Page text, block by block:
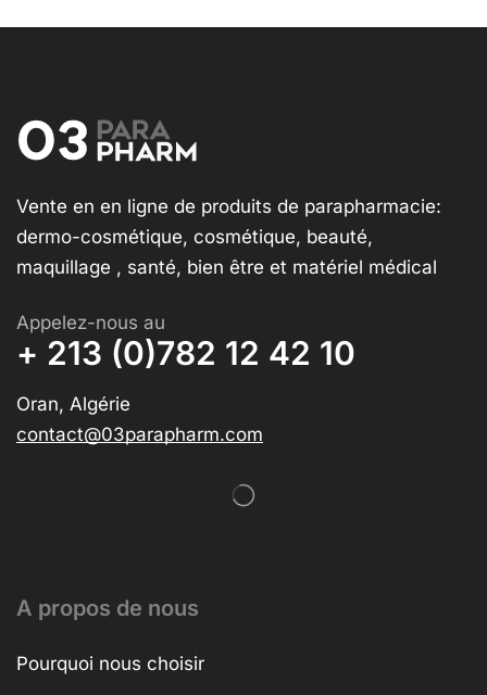
Vente en en ligne de produits de parapharmacie:
dermo-cosmétique, cosmétique, beauté,
maquillage , santé, bien être et matériel médical
Appelez-nous au
+ 213 (0)782 12 42 10
Oran, Algérie
contact@03parapharm.com
A propos de nous
Pourquoi nous choisir